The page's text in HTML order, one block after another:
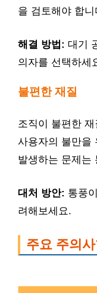
을 검토해야 합니
해결 방법: 대기
의자를 선택하세
불편한 재질
조직이 불편한
사용자의 불만을
발생하는 문제는
대처 방안: 통풍
려해보세요.
주요 주의